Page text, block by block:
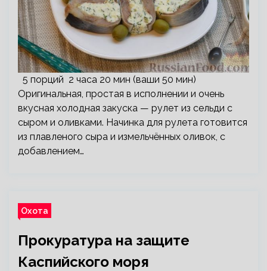
5 порций 2 часа 20 мин (ваши 50 мин)
Оригинальная, простая в исполнении и очень
вкусная холодная закуска — рулет из сельди с
сыром и оливками. Начинка для рулета готовится
из плавленого сыра и измельчённых оливок, с
добавлением…
Охота
Прокуратура на защите
Каспийского моря